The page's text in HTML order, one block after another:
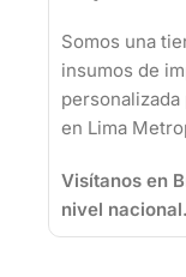
Somos una
insumos de
en Lima
Visítanos en
nivel nacional.